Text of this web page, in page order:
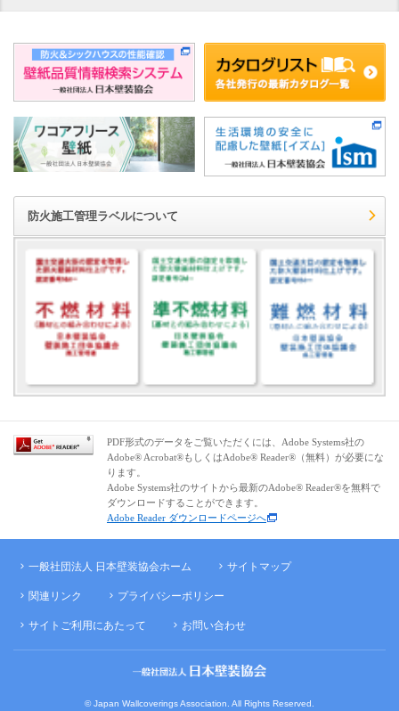
防火施工管理ラベルについて
PDF形式のデータをご覧いただくには、Adobe Systems社の
Adobe® Acrobat®もしくはAdobe® Reader®（無料）が必要にな
ります。
Adobe Systems社のサイトから最新のAdobe® Reader®を無料で
ダウンロードすることができます。
Adobe Reader ダウンロードページへ
一般社団法人 日本壁装協会ホーム サイトマップ
関連リンク プライバシーポリシー
サイトご利用にあたって お問い合わせ
© Japan Wallcoverings Association. All Rights Reserved.